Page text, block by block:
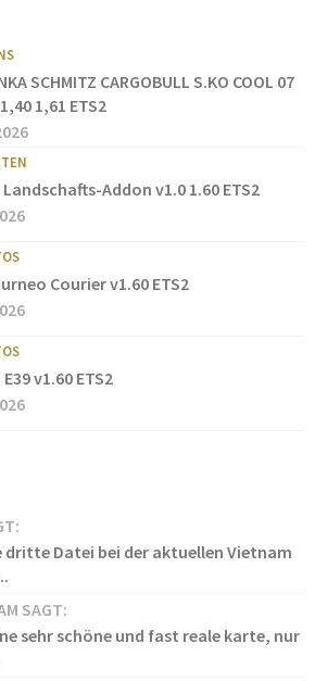
SCHMITZ CARGOBULL S.KO COOL 07
1,61 ETS2
Landschafts-Addon v1.0 1.60 ETS2
Courier v1.60 ETS2
E39 v1.60 ETS2
dritte Datei bei der aktuellen Vietnam
SAGT:
sehr schöne und fast reale karte, nur